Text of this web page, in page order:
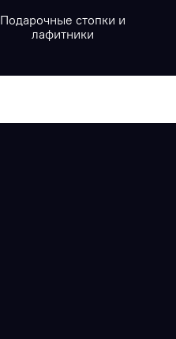
Подарочные стопки и
лафитники